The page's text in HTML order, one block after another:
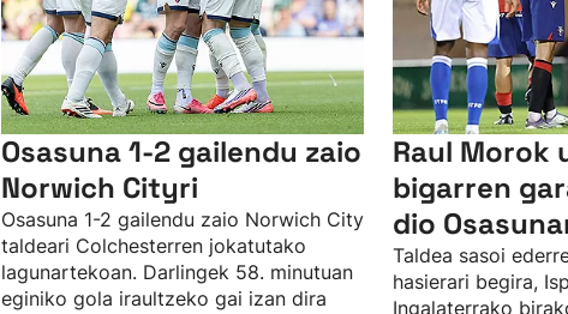
Osasuna 1-2 gailendu zaio
Norwich Cityri
Osasuna 1-2 gailendu zaio Norwich City
taldeari Colchesterren jokatutako
lagunartekoan. Darlingek 58. minutuan
eginiko gola iraultzeko gai izan dira
Raul Morok
bigarren
dio
Taldea sasoi
hasierari begira,
Ingalaterrako